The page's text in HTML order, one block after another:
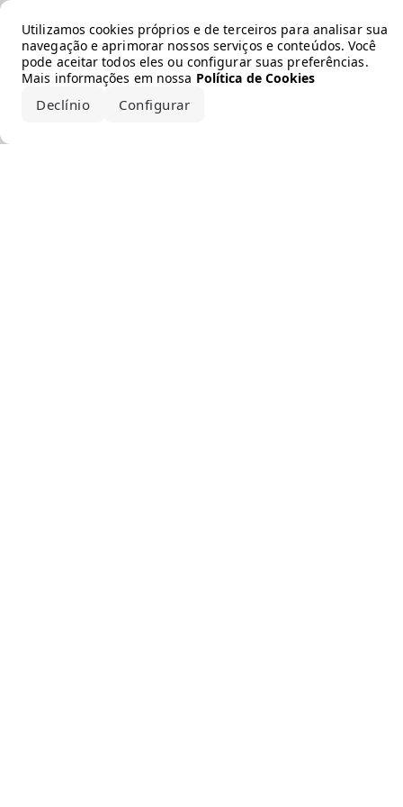
Utilizamos cookies próprios e de terceiros para analisar sua
navegação e aprimorar nossos serviços e conteúdos. Você
pode aceitar todos eles ou configurar suas preferências.
Mais informações em nossa Política de Cookies
Declínio Configurar
Error loading the brand